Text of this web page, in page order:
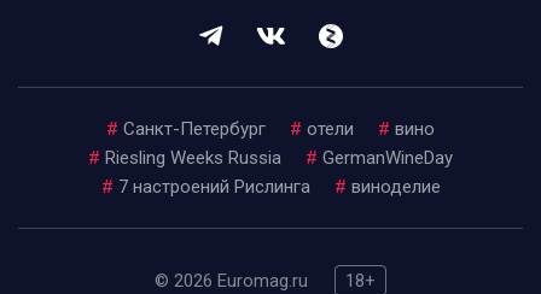
# Санкт-Петербург # отели # вино
# Riesling Weeks Russia # GermanWineDay
# 7 настроений Рислинга # виноделие
© 2026 Euromag.ru
18+